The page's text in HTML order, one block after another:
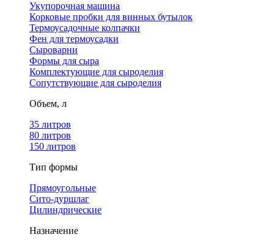
Укупорочная машина
Корковые пробки для винных бутылок
Термоусадочные колпачки
Фен для термоусадки
Сыроварни
Формы для сыра
Комплектующие для сыроделия
Сопутствующие для сыроделия
Объем, л
35 литров
80 литров
150 литров
Тип формы
Прямоугольные
Сито-дуршлаг
Цилиндрические
Назначение